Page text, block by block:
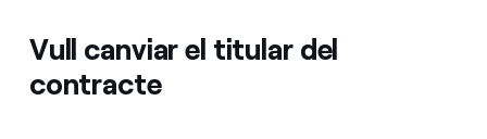
Vull canviar el titular del
contracte